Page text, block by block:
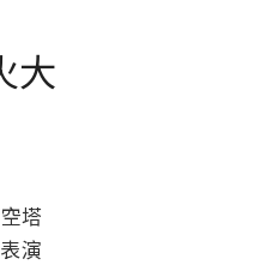
大
塔
演